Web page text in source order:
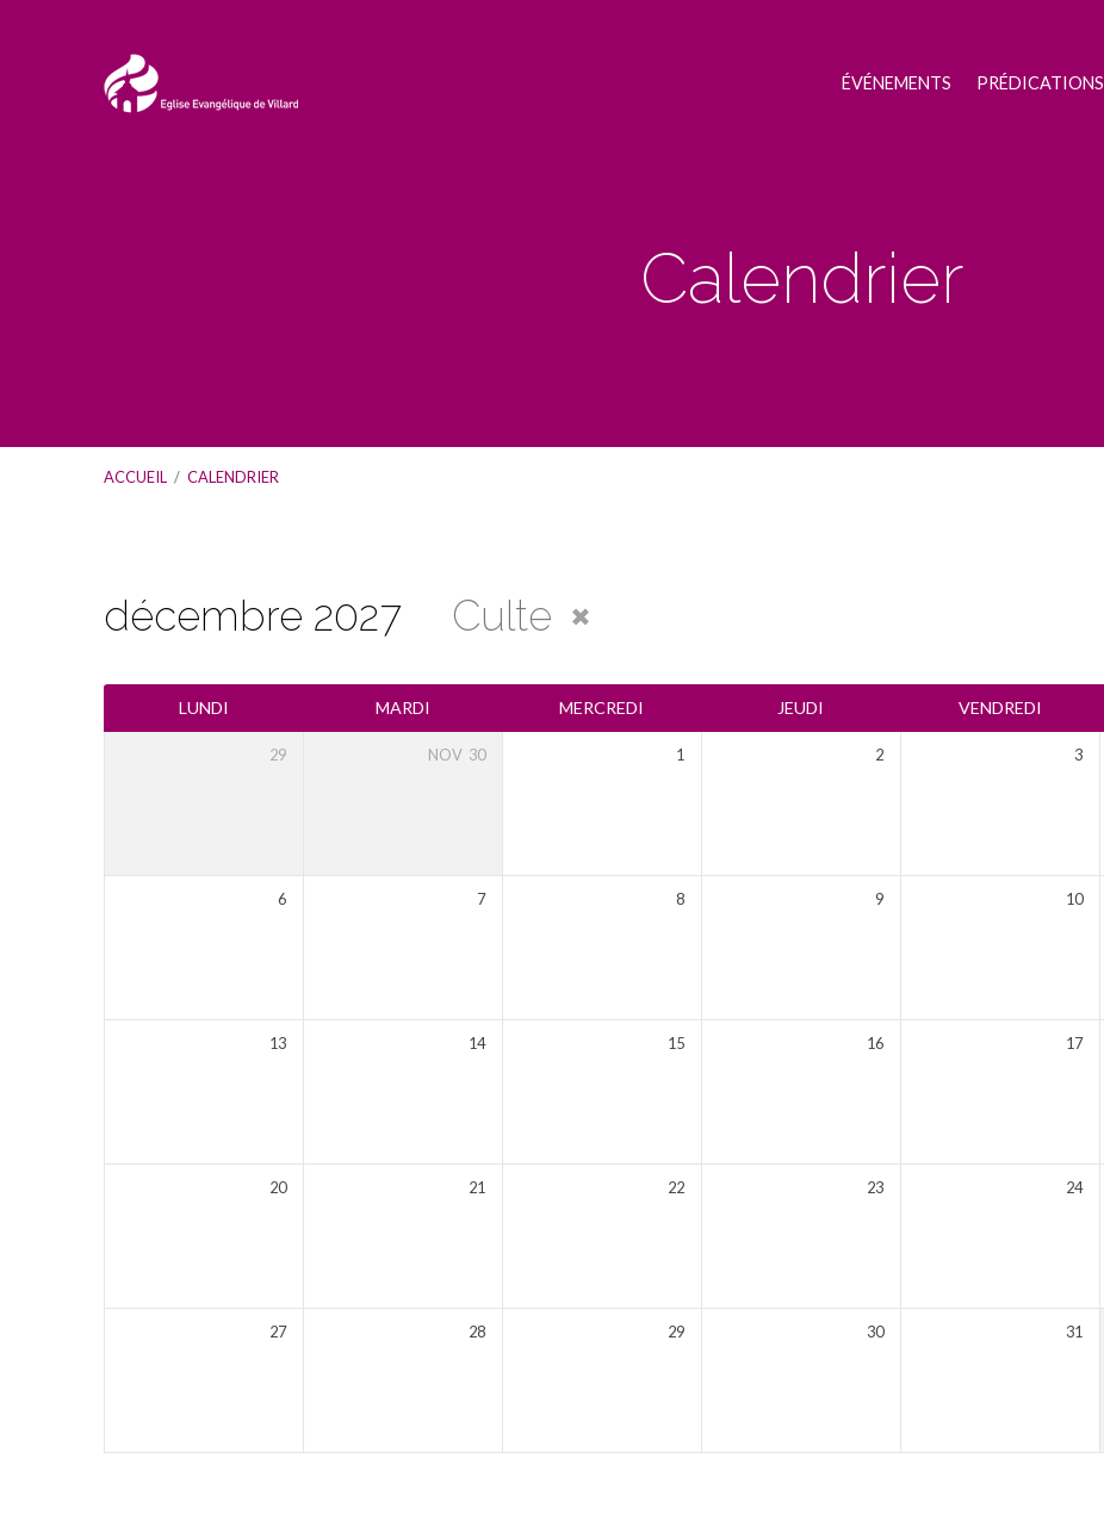
ÉVÉNEMENTS PRÉDICATIONS
Calendrier
ACCUEIL / CALENDRIER
Calendrier
décembre 2027 Culte
LUNDI MARDI MERCREDI JEUDI VENDREDI
29 NOV 30 1 2 3
6 7 8 9 10
13 14 15 16 17
20 21 22 23 24
27 28 29 30 31